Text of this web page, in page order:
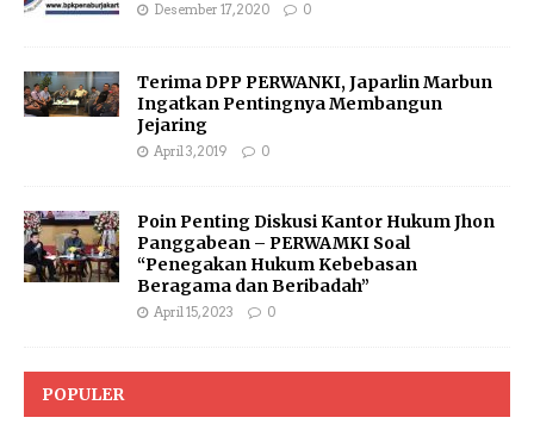
Desember 17, 2020 0
Terima DPP PERWANKI, Japarlin Marbun
Ingatkan Pentingnya Membangun
Jejaring
April 3, 2019 0
Poin Penting Diskusi Kantor Hukum Jhon
Panggabean – PERWAMKI Soal
“Penegakan Hukum Kebebasan
Beragama dan Beribadah”
April 15, 2023 0
POPULER